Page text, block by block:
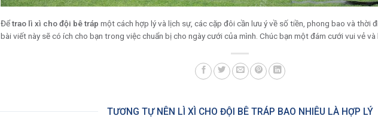
Đểtrao lì xì cho đội bê tráp một cách hợp lý và lịch sự, các cặp đôi cần lưu ý về số tiền, phong bao và thời
bài viết này sẽ có ích cho bạn trong việc chuẩn bị cho ngày cưới của mình. Chúc bạn một đám cưới vui vẻ và
TƯƠNG TỰ NÊN LÌ XÌ CHO ĐỘI BÊ TRÁP BAO NHIÊU LÀ HỢP LÝ